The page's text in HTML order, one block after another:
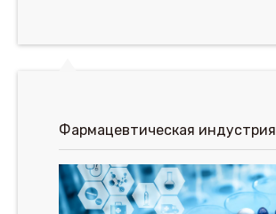
Фармацевтическая индустрия